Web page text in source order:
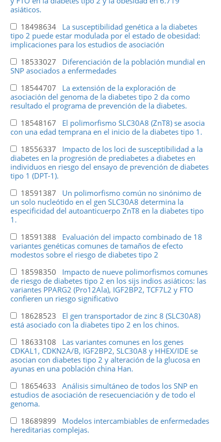
asiáticos.
18498634 La susceptibilidad genética a la diabetes
tipo 2 puede estar modulada por el estado de obesidad:
implicaciones para los estudios de asociación
18533027 Diferenciación de la población mundial en
SNP asociados a enfermedades
18544707 La extensión de la exploración de
asociación del genoma de la diabetes tipo 2 da como
resultado el programa de prevención de la diabetes.
18548167 El polimorfismo SLC30A8 (ZnT8) se asocia
con una edad temprana en el inicio de la diabetes tipo 1.
18556337 Impacto de los loci de susceptibilidad a la
diabetes en la progresión de prediabetes a diabetes en
individuos en riesgo del ensayo de prevención de diabetes
tipo 1 (DPT-1).
18591387 Un polimorfismo común no sinónimo de
un solo nucleótido en el gen SLC30A8 determina la
especificidad del autoanticuerpo ZnT8 en la diabetes tipo
1.
18591388 Evaluación del impacto combinado de 18
variantes genéticas comunes de tamaños de efecto
modestos sobre el riesgo de diabetes tipo 2
18598350 Impacto de nueve polimorfismos comunes
de riesgo de diabetes tipo 2 en los sijs indios asiáticos: las
variantes PPARG2 (Pro12Ala), IGF2BP2, TCF7L2 y FTO
confieren un riesgo significativo
18628523 El gen transportador de zinc 8 (SLC30A8)
está asociado con la diabetes tipo 2 en los chinos.
18633108 Las variantes comunes en los genes
CDKAL1, CDKN2A/B, IGF2BP2, SLC30A8 y HHEX/IDE se
asocian con diabetes tipo 2 y alteración de la glucosa en
ayunas en una población china Han.
18654633 Análisis simultáneo de todos los SNP en
estudios de asociación de resecuenciación y de todo el
genoma.
18689899 Modelos intercambiables de enfermedades
hereditarias complejas.